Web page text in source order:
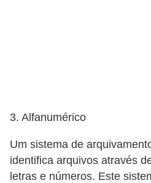
3. Alfanumérico
Um sistema de
identifica arquivos através
letras e números. Este